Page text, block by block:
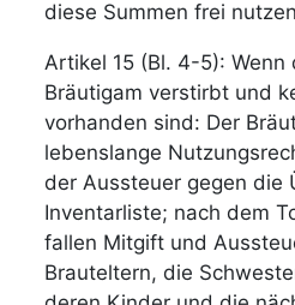
diese Summen frei nutzen
Artikel 15 (Bl. 4-5): Wenn
Bräutigam verstirbt und
vorhanden sind: Der
lebenslange
der Aussteuer gegen die
Inventarliste; nach dem
fallen Mitgift und
Brauteltern, die